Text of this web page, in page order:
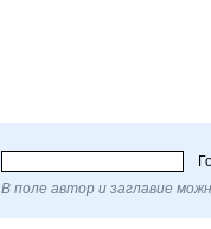
В поле автор и заглавие